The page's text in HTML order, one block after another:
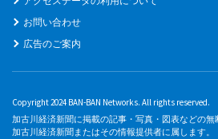
お問い合わせ
広告のご案内
Copyright 2024 BAN-BAN Networks. All rights reserved.
加古川経済新聞に掲載の記事・写真・図表などの
加古川経済新聞またはその情報提供者に属します。